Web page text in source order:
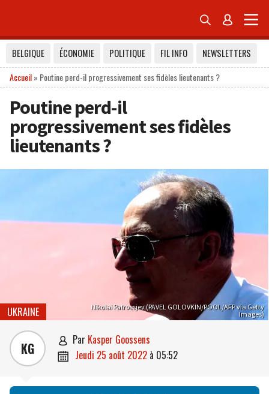
 
BELGIQUE ÉCONOMIE POLITIQUE FIL INFO
NEWSLETTERS
Accueil» Poutine perd-il progressivement ses fidèles lieutenants ?
Poutine perd-il
progressivement ses fidèles
lieutenants ?
Nikolai Patroesjev (PAVEL GOLOVKIN/POOL/AFP via Getty
Images)
UKRAINE
KG  par Kasper Goossens
 jeudi 25 août 2022 à 05:52